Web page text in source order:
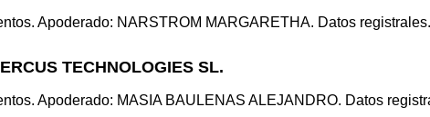
Apoderado: NARSTROM MARGARETHA. Datos
TECHNOLOGIES SL.
Apoderado: MASIA BAULENAS ALEJANDRO. Datos